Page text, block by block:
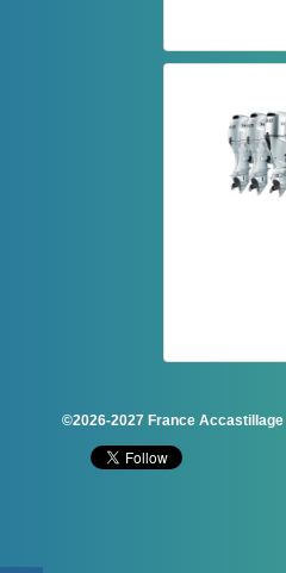
©2026-2027 France